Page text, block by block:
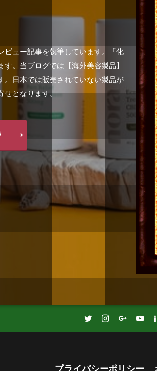
ビュー記事を執筆しています。「化
す。当ブログでは【海外美容製品】
。日本では販売されていない製品が
せとなります。
プライバシーポリシー